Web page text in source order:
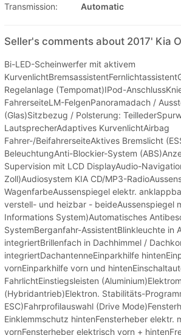
Transmission:
Automatic
Seller's comments about 2017' Kia
Bi-LED-Scheinwerfer mit aktivem
Regelanlage (Tempomat)IPod-
FahrerseiteLM-FelgenPanoramadach /
(Glas)Sitzbezug / Polsterung:
LautsprecherAdaptives KurvenlichtAirbag
Fahrer-/BeifahrerseiteAktives Bremslicht
BeleuchtungAnti-Blockier-System
Supervision mit LCD DisplayAudio-
Zoll)Audiosystem KIA CD/MP3-
WagenfarbeAussenspiegel elektr.
verstell- und heizbar - beideAussenspiegel
Informations System)Automatisches
SystemBerganfahr-AssistentBlinkleuchte in
integriertBrillenfach in Dachhimmel /
integriertDachantenneEinparkhilfe
vornEinparkhilfe vorn und
FahrlichtEinstiegsleisten
(Hybridantrieb)Elektron. Stabilitäts-
ESC)Fahrprofilauswahl (Drive
Einklemmschutz hintenFensterheber elektr.
vornFensterheber elektrisch vorn +